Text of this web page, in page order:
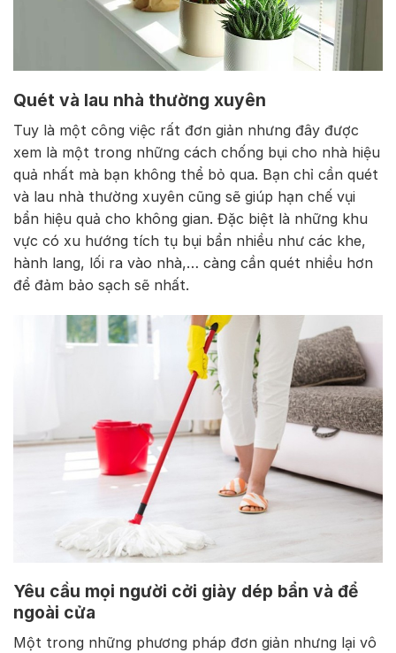
Quét và lau nhà thường xuyên
Tuy là một công việc rất đơn giản nhưng đây được
xem là một trong những cách chống bụi cho nhà hiệu
quả nhất mà bạn không thể bỏ qua. Bạn chỉ cần quét
và lau nhà thường xuyên cũng sẽ giúp hạn chế vụi
bẩn hiệu quả cho không gian. Đặc biệt là những khu
vực có xu hướng tích tụ bụi bẩn nhiều như các khe,
hành lang, lối ra vào nhà,… càng cần quét nhiều hơn
để đảm bảo sạch sẽ nhất.
Yêu cầu mọi người cởi giày dép bẩn và để
ngoài cửa
Một trong những phương pháp đơn giản nhưng lại vô